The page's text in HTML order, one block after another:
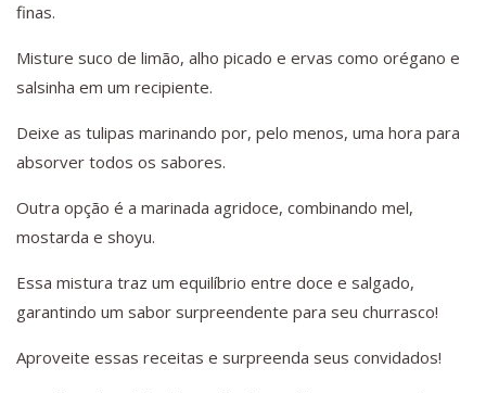
finas.
Misture suco de limão, alho picado e ervas como orégano e
salsinha em um recipiente.
Deixe as tulipas marinando por, pelo menos, uma hora para
absorver todos os sabores.
Outra opção é a marinada agridoce, combinando mel,
mostarda e shoyu.
Essa mistura traz um equilíbrio entre doce e salgado,
garantindo um sabor surpreendente para seu churrasco!
Aproveite essas receitas e surpreenda seus convidados!